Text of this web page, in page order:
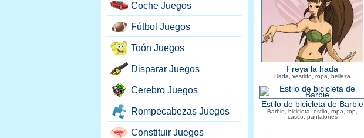
Freya la hada
Hada, vestido, ropa, belleza
Estilo de bicicleta de Barbie
Barbie, bicicleta, estilo, ropa, top,
casco, pantalones
Coche Juegos
Fútbol Juegos
Toón Juegos
Disparar Juegos
Cerebro Juegos
Rompecabezas Juegos
Constituir Juegos